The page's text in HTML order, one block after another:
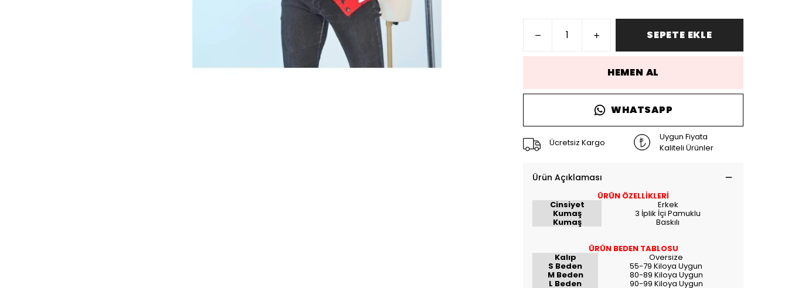
SEPETE EKLE
HEMEN AL
WHATSAPP
Ücretsiz Kargo
Uygun Fiyata
Kaliteli Ürünler
Ürün Açıklaması
ÜRÜN ÖZELLİKLERİ
Cinsiyet Erkek
Kumaş 3 İplik İçi Pamuklu
Kumaş Baskılı
ÜRÜN BEDEN TABLOSU
Kalıp Oversize
S Beden 55-79 Kiloya Uygun
M Beden 80-89 Kiloya Uygun
L Beden 90-99 Kiloya Uygun